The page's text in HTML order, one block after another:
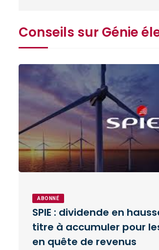
Conseils sur Génie
ABONNÉ
SPIE : dividende en
titre à accumuler pour
en quête de revenus